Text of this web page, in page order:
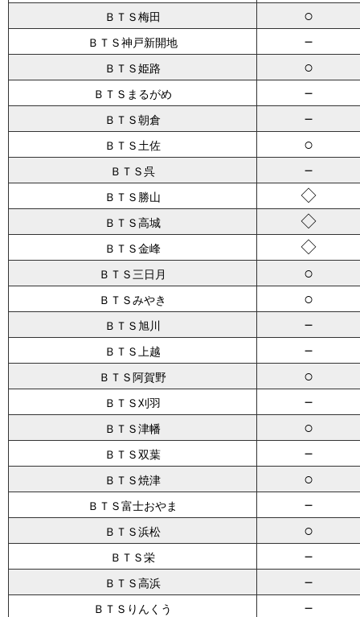
ＢＴＳ梅田 ○
ＢＴＳ神戸新開地 －
ＢＴＳ姫路 ○
ＢＴＳまるがめ －
ＢＴＳ朝倉 －
ＢＴＳ土佐 ○
ＢＴＳ呉 －
ＢＴＳ勝山 ◇
ＢＴＳ高城 ◇
ＢＴＳ金峰 ◇
ＢＴＳ三日月 ○
ＢＴＳみやき ○
ＢＴＳ旭川 －
ＢＴＳ上越 －
ＢＴＳ阿賀野 ○
ＢＴＳ刈羽 －
ＢＴＳ津幡 ○
ＢＴＳ双葉 －
ＢＴＳ焼津 ○
ＢＴＳ富士おやま －
ＢＴＳ浜松 ○
ＢＴＳ栄 －
ＢＴＳ高浜 －
ＢＴＳりんくう －